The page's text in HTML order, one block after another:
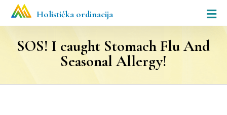
Holistička ordinacija
SOS! I caught Stomach Flu And
Seasonal Allergy!